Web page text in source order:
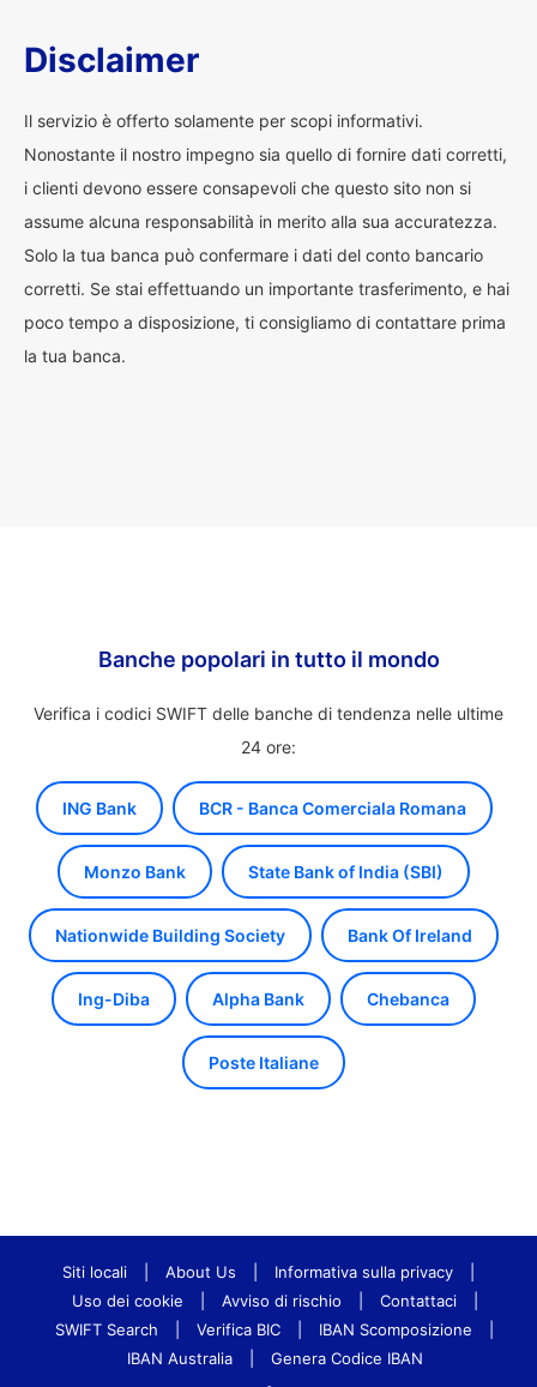
Disclaimer
Il servizio è offerto solamente per scopi informativi.
Nonostante il nostro impegno sia quello di fornire dati corretti,
i clienti devono essere consapevoli che questo sito non si
assume alcuna responsabilità in merito alla sua accuratezza.
Solo la tua banca può confermare i dati del conto bancario
corretti. Se stai effettuando un importante trasferimento, e hai
poco tempo a disposizione, ti consigliamo di contattare prima
la tua banca.
Banche popolari in tutto il mondo
Verifica i codici SWIFT delle banche di tendenza nelle ultime
24 ore:
ING Bank BCR - Banca Comerciala Romana
Monzo Bank State Bank of India (SBI)
Nationwide Building Society Bank Of Ireland
Ing-Diba Alpha Bank Chebanca
Poste Italiane
Siti locali About Us Informativa sulla privacy
Uso dei cookie
Avviso di rischio Contattaci
SWIFT Search
Verifica BIC IBAN Scomposizione
IBAN Australia
Genera Codice IBAN